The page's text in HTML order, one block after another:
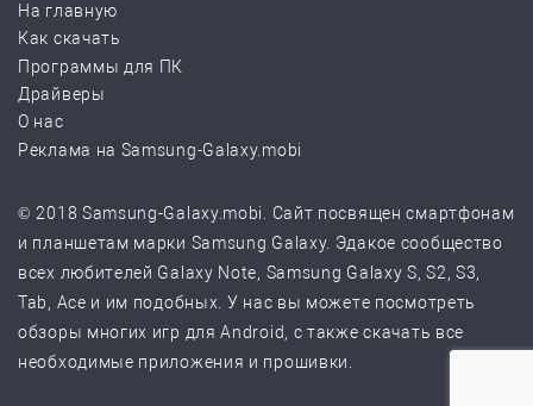
На главную
Как скачать
Программы для ПК
Драйверы
О нас
Реклама на Samsung-Galaxy.mobi
© 2018 Samsung-Galaxy.mobi. Сайт посвящен смартфонам
и планшетам марки Samsung Galaxy. Эдакое сообщество
всех любителей Galaxy Note, Samsung Galaxy S, S2, S3,
Tab, Ace и им подобных. У нас вы можете посмотреть
обзоры многих игр для Android, с также скачать все
необходимые приложения и прошивки.